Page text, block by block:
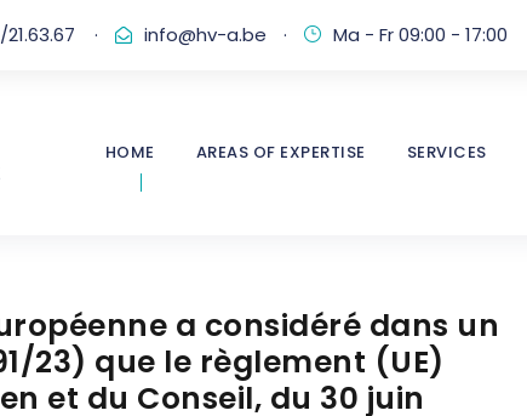
· info@hv-a.be · Ma - Fr 09:00 - 17:00
HOME AREAS OF EXPERTISE SERVICES
a considéré dans un
23) que le règlement (UE)
et du Conseil, du 30 juin